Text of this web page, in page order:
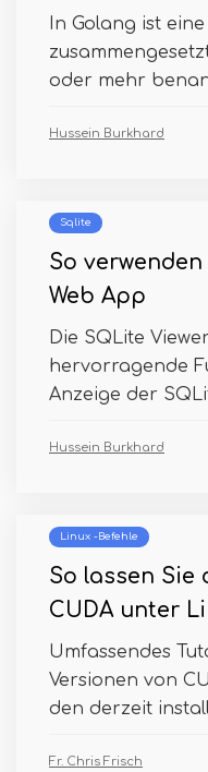
In Golang ist
oder mehr
Hussein Burkhard
Sqlite
So
Web App
Die SQLite
hervorragende
Anzeige der
Hussein Burkhard
Linux -Befehle
So lassen Sie
CUDA unter
Umfassendes
Versionen von
den derzeit
Fr. Chris Frisch